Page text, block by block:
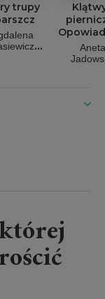
trupy
zeAneta